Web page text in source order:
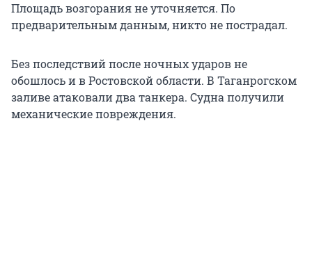
Площадь возгорания не уточняется. По
предварительным данным, никто не пострадал.
Без последствий после ночных ударов не
обошлось и в Ростовской области. В Таганрогском
заливе атаковали два танкера. Судна получили
механические повреждения.